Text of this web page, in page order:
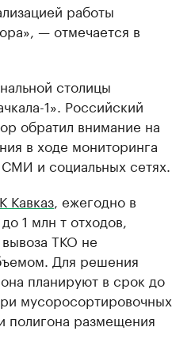
работы
— отмечается в
столицы
1». Российский
обратил внимание на
в ходе мониторинга
и социальных сетях.
Кавказ , ежегодно в
1 млн т отходов,
ТКО не
Для решения
планируют в срок до
мусоросортировочных
полигона размещения